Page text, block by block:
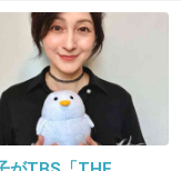
ーツ刈りくらい。
るからそれを参考
+4 -1